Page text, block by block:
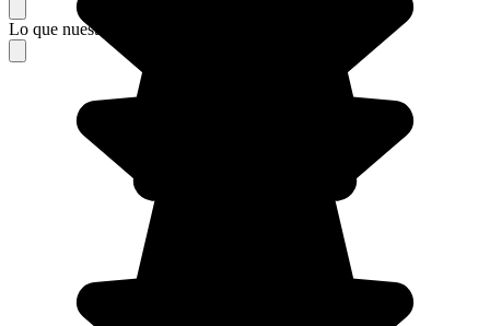
Lo que nuestros viajeros piensan de su estancia